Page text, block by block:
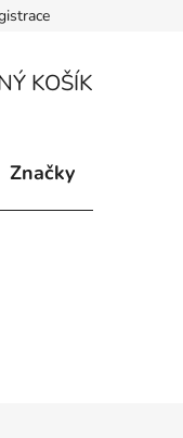
KOŠÍK
Značky